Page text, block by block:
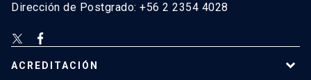
Dirección de Postgrado: +56 2 2354 4028
ACREDITACIÓN